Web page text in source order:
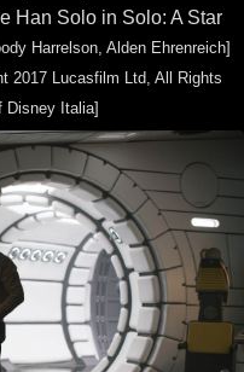
Han Solo in Solo: A Star
Harrelson, Alden Ehrenreich]
2017 Lucasfilm Ltd, All Rights
Disney Italia]